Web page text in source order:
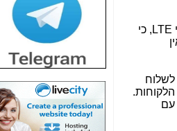
ההתמודדות הקשה ביותר שלנו היום בהתקנות היא עם ההפרעות לכבלי הקואקס משידורי רשתות הסלולר בתקני LTE, כי
לשלוח
עם
חשיפת מה שלא
רוצים שתדעו בעניין
פריסת אנלימיטד
(בניחוח בלתי נסבל) -
כאן
חשיפה: איוב קרא
אישר לקבוצת סלקום
בדיוק מה שביבי אישר
כאן